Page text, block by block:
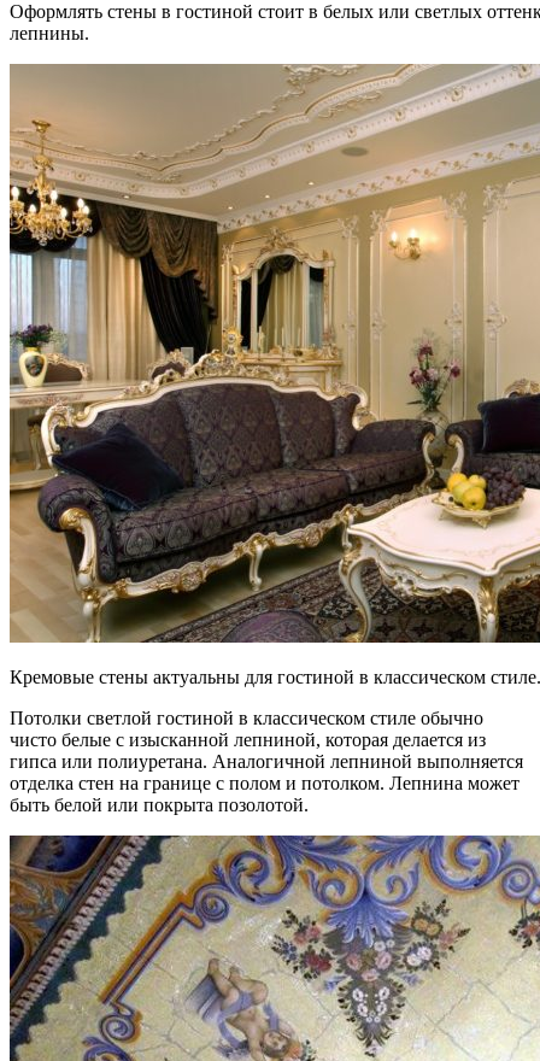
Оформлять стены в гостиной стоит в белых или светлых
лепнины.
Кремовые стены актуальны для гостиной в классическом стиле.
Потолки светлой гостиной в классическом стиле обычно
чисто белые с изысканной лепниной, которая делается из
гипса или полиуретана. Аналогичной лепниной выполняется
отделка стен на границе с полом и потолком. Лепнина может
быть белой или покрыта позолотой.